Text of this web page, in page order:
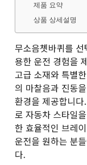
제품 요약
상품 상세설명
무소음쳇바퀴를
용한 운전 경험을
고급 소재와 특별
의 마찰음과 진동
환경을 제공합니
로 자동차 스타일
한 효율적인 브레
운전을 원하는 분
다.